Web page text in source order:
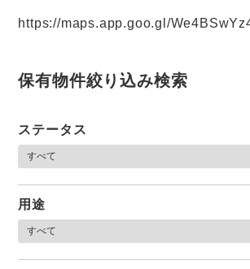
https://maps.app.goo.gl/
保有物件絞り込み検索
ステータス
用途